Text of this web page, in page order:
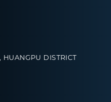
HUANGPU DISTRICT